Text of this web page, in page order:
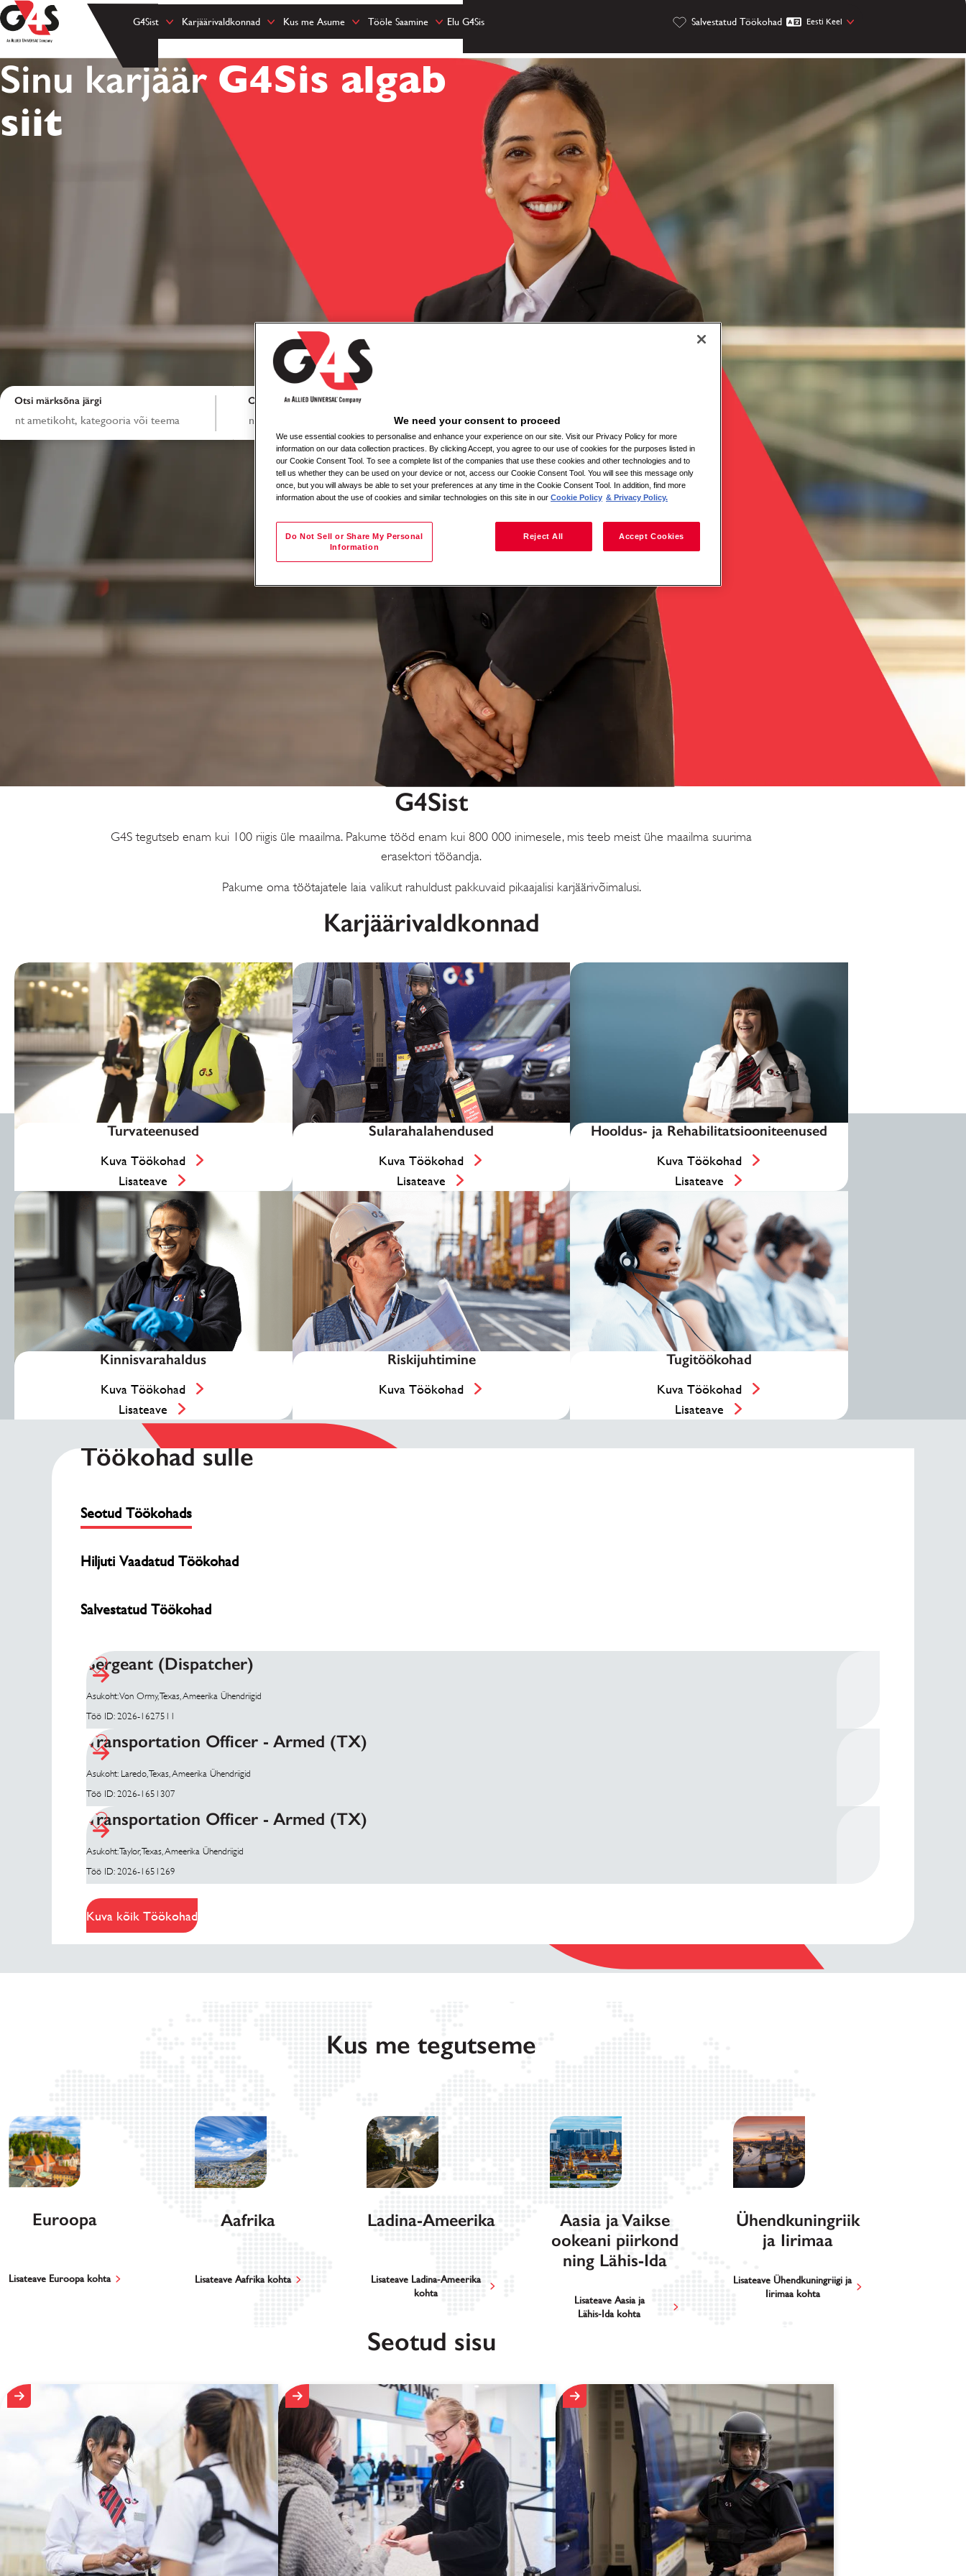
G4Sist Karjäärivaldkonnad Kus me Asume Tööle Saamine Elu G4Sis Salvestatud Töökohad Eesti Keel
Sinu karjäär G4Sis algab
siit
Otsi märksõna järgi Otsi asukoha järgi
G4Sist
G4S tegutseb enam kui 100 riigis üle maailma. Pakume tööd enam kui 800 000 inimesele, mis teeb meist ühe maailma suurima
erasektori tööandja.
Pakume oma töötajatele laia valikut rahuldust pakkuvaid pikaajalisi karjäärivõimalusi.
Karjäärivaldkonnad
Turvateenused
Kuva Töökohad
Lisateave
Sularahalahendused
Kuva Töökohad
Lisateave
Hooldus- ja Rehabilitatsiooniteenused
Kuva Töökohad
Lisateave
Kinnisvarahaldus
Kuva Töökohad
Lisateave
Riskijuhtimine
Kuva Töökohad
Tugitöökohad
Kuva Töökohad
Lisateave
Töökohad sulle
Seotud Töökohads
Hiljuti Vaadatud Töökohad
Salvestatud Töökohad
Sergeant (Dispatcher)
Asukoht: Von Ormy, Texas, Ameerika Ühendriigid
Töö ID: 2026-1627511
Transportation Officer - Armed (TX)
Asukoht: Laredo, Texas, Ameerika Ühendriigid
Töö ID: 2026-1651307
Transportation Officer - Armed (TX)
Asukoht: Taylor, Texas, Ameerika Ühendriigid
Töö ID: 2026-1651269
Kuva kõik Töökohad
Kus me tegutseme
Euroopa
Lisateave Euroopa kohta
Aafrika
Lisateave Aafrika kohta
Ladina-Ameerika
Lisateave Ladina-Ameerika
kohta
Aasia ja Vaikse
ookeani piirkond
ning Lähis-Ida
Lisateave Aasia ja
Lähis-Ida kohta
Ühendkuningriik
ja Iirimaa
Lisateave Ühendkuningriigi ja
Iirimaa kohta
Seotud sisu
We need your consent to proceed
We use essential cookies to personalise and enhance your experience on our site. Visit our Privacy Policy for more
information on our data collection practices. By clicking Accept, you agree to our use of cookies for the purposes listed in
our Cookie Consent Tool. To see a complete list of the companies that use these cookies and other technologies and to
tell us whether they can be used on your device or not, access our Cookie Consent Tool. You will see this message only
once, but you will always be able to set your preferences at any time in the Cookie Consent Tool. In addition, find more
information about the use of cookies and similar technologies on this site in our Cookie Policy & Privacy Policy.
Do Not Sell or Share My Personal
Information
Reject All Accept Cookies